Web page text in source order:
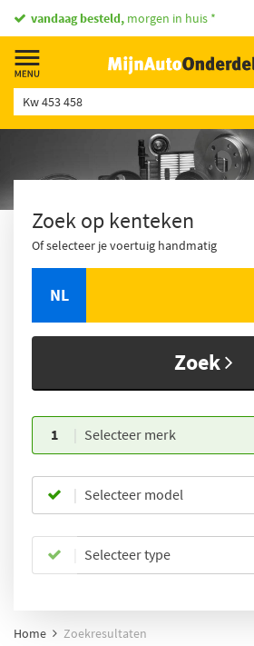
vandaag besteld, morgen in huis *
Zoek op kenteken
Of selecteer je voertuig handmatig
NL
Zoek
1 Selecteer merk
Selecteer model
Selecteer type
Home Zoekresultaten